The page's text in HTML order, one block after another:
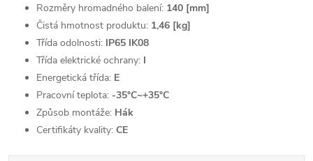
Rozměry hromadného balení: 140 [mm]
Čistá hmotnost produktu: 1,46 [kg]
Třída odolnosti: IP65 IK08
Třída elektrické ochrany: I
Energetická třída: E
Pracovní teplota: -35°C~+35°C
Způsob montáže: Hák
Certifikáty kvality: CE